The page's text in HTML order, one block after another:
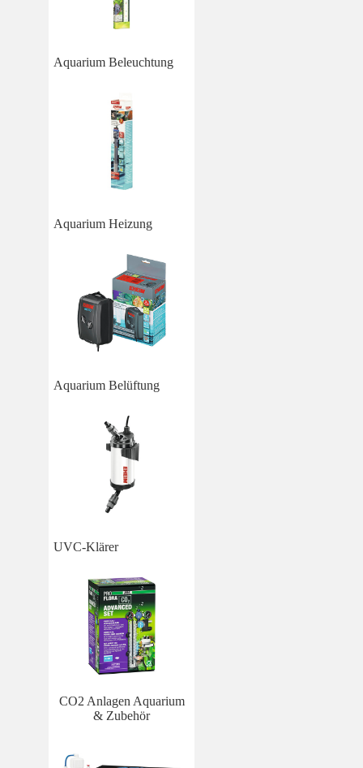
Aquarium Beleuchtung
Aquarium Heizung
Aquarium Belüftung
UVC-Klärer
CO2 Anlagen Aquarium
& Zubehör